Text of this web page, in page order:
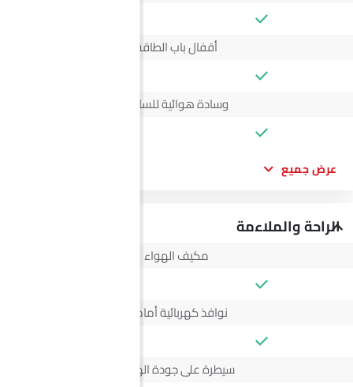
أقفال باب الطاقة
وسادة هوائية للسائق
عرض جميع
الراحة والملاءمة
مكيف الهواء
نوافذ كهربائية أمامية
سيطرة على جودة الهواء